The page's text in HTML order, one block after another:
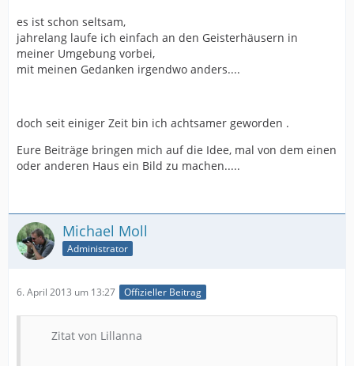
es ist schon seltsam,
jahrelang laufe ich einfach an den Geisterhäusern in
meiner Umgebung vorbei,
mit meinen Gedanken irgendwo anders....
doch seit einiger Zeit bin ich achtsamer geworden .
Eure Beiträge bringen mich auf die Idee, mal von dem einen
oder anderen Haus ein Bild zu machen.....
Michael Moll
Administrator
6. April 2013 um 13:27 Offizieller Beitrag
Zitat von Lillanna